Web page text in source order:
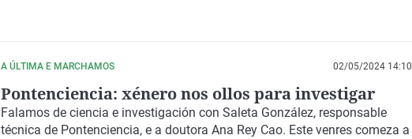
A ÚLTIMA E MARCHAMOS 02/05/2024 14:10
Pontenciencia: xénero nos ollos para investigar
Falamos de ciencia e investigación con Saleta González, responsable
técnica de Pontenciencia, e a doutora Ana Rey Cao. Este venres comeza a